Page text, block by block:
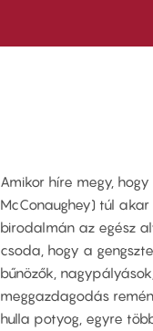
Amikor híre megy,
McConaughey) túl
birodalmán az egész
csoda, hogy a
bűnözők,
meggazdagodás
hulla potyog, egyre